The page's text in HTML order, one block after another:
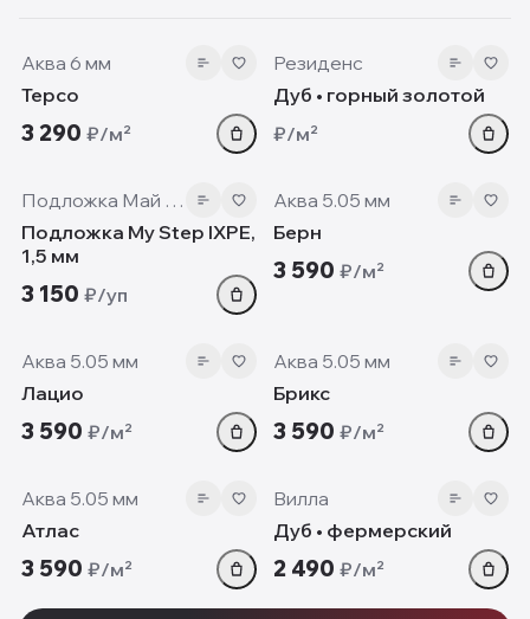
new
Аква 6 мм
Терсо
3 290 ₽/м²
new
Резиденс
Дуб • горный золотой
₽/м²
Подложка Май Степ
Подложка My Step IXPE,
1,5 мм
3 150 ₽/уп
5.05 мм
Аква 5.05 мм
Берн
3 590 ₽/м²
5.05 мм
Аква 5.05 мм
Лацио
3 590 ₽/м²
Аква 5.05 мм
Брикс
3 590 ₽/м²
5.05 мм
Аква 5.05 мм
Атлас
3 590 ₽/м²
12mm
Вилла
Дуб • фермерский
2 490 ₽/м²